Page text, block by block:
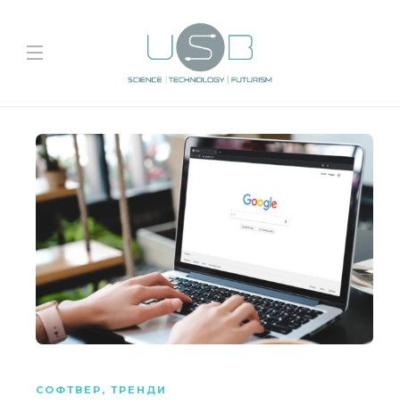
СОФТВЕР , ТРЕНДИ